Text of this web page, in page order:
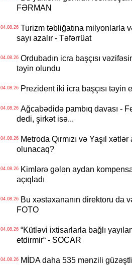
FƏRMAN
04.08.26Turizm təbliğatına milyonlarla
sayı azalır - Təfərrüat
04.08.26Ordubadın icra başçısı
təyin olundu
04.08.26Prezident iki icra başçısı təyin
04.08.26Ağcabədidə pambıq davası -
dedi, şirkət isə...
04.08.26Metroda Qırmızı və Yaşıl
olunacaq?
04.08.26Kimlərə gələn aydan
açıqladı
04.08.26Bu xəstəxananın direktoru da
FOTO
04.08.26“Kütləvi ixtisarlarla bağlı
etdirmir“ - SOCAR
04.08.26MİDA daha 535 mənzili güzəştli